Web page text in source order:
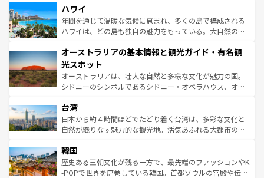
着のスイス情報は
のような巨大都市は、観光、ショッピング、エンターテイ
ンメントが詰まった刺激的なスポットだ。一方、アメリカ
西部には大自然が広がり、グランドキャニオンやイエロー
部のニューオーリンズでは、音楽と美食が融合した独特の
文化が魅力。旅行者はアメリカの各地域で異なる魅力を楽
しみながら、その多様性と豊かな歴史を感じることができ
るだろう。車でのロードトリップや列車の旅も、アメリカ
情報は
ハワイ
年間を通じて温暖な気候に恵まれ、多くの島で構成される
ハワイは、どの島も独自の魅力をもっている。大自然の神
ワイ島は見逃せない。また、定番の観光地といえばオアフ
島だが、静かな自然を求めるならマウイ島やカウアイ島が
おすすめ。エメラルドグリーンに輝く海をはじめ、豊かな
文化や歴史が息づいている。「アロハスピリット」と呼ば
人々、おいしいローカルフードやハワイアンミュージッ
ク、伝統的なフラダンスなど、すべてがハワイの魅力を彩
っている。訪れるたびに新しい発見と感動が待っているハ
はコンテンツ一覧
オーストラリアの基本情報と観光ガイド・有名観
光スポット
オーストラリアは、壮大な自然と多様な文化が魅力の国。
シドニーのシンボルであるシドニー・オペラハウス、オー
リアリーフや大陸中央部にそびえるウルル（エアーズロッ
ク）、タスマニアの美しい原生林やケアンズの熱帯雨林な
ど、見どころがたくさん。また、カフェやワイン、オージ
いる。アクティビティも充実しており、サーフィンやダイ
ビング、ハイキングなど、アウトドア好きにはたまらな
い。オーストラリアの多彩な魅力を存分に味わいつくそ
台湾
日本から約４時間ほどでたどり着く台湾は、多彩な文化と
自然が織りなす魅力的な観光地。活気あふれる大都市の台
ン）、静ひつな山岳地帯である台湾東部など、都市の喧騒
と山間の静けさが共存しており、訪れる人に新しい発見と
驚きをもたらしてくれる。また、奥深い台湾の食文化も魅
韓国
歴史ある王朝文化が残る一方で、最先端のファッションやK
-POPで世界を席巻している韓国。首都ソウルの宮殿や伝統